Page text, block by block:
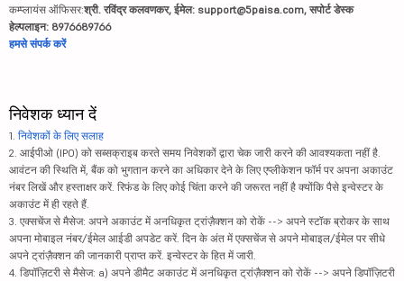
कम्प्लायंस ऑफिसर:श्री. रविंद्र कलवणकर, ईमेल: support@5paisa.com, सपोर्ट डेस्क
हेल्पलाइन: 8976689766
हमसे संपर्क करें
निवेशक ध्यान दें
1. निवेशकों के लिए सलाह
2. आईपीओ (IPO) को सब्सक्राइब करते समय निवेशकों द्वारा चेक जारी करने की आवश्यकता नहीं है.
आवंटन की स्थिति में, बैंक को भुगतान करने का अधिकार देने के लिए एप्लीकेशन फॉर्म पर अपना अकाउंट
नंबर लिखें और हस्ताक्षर करें. रिफंड के लिए कोई चिंता करने की जरूरत नहीं है क्योंकि पैसे इन्वेस्टर के
अकाउंट में ही रहते हैं.
3. एक्सचेंज से मैसेज: अपने अकाउंट में अनधिकृत ट्रांज़ैक्शन को रोकें --> अपने स्टॉक ब्रोकर के साथ
अपना मोबाइल नंबर/ईमेल आईडी अपडेट करें. दिन के अंत में एक्सचेंज से अपने मोबाइल/ईमेल पर सीधे
अपने ट्रांज़ैक्शन की जानकारी प्राप्त करें. इन्वेस्टर के हित में जारी.
4. डिपॉज़िटरी से मैसेज: a) अपने डीमैट अकाउंट में अनधिकृत ट्रांज़ैक्शन को रोकें --> अपने डिपॉज़िटरी